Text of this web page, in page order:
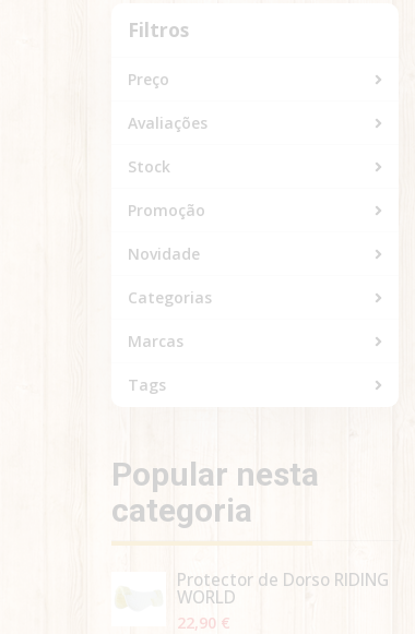
Filtros
Preço
Avaliações
Stock
Promoção
Novidade
Categorias
Marcas
Tags
Popular nesta
categoria
Protector de Dorso RIDING
WORLD
22,90 €